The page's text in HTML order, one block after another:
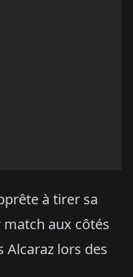
à tirer sa
aux côtés
Alcaraz lors des